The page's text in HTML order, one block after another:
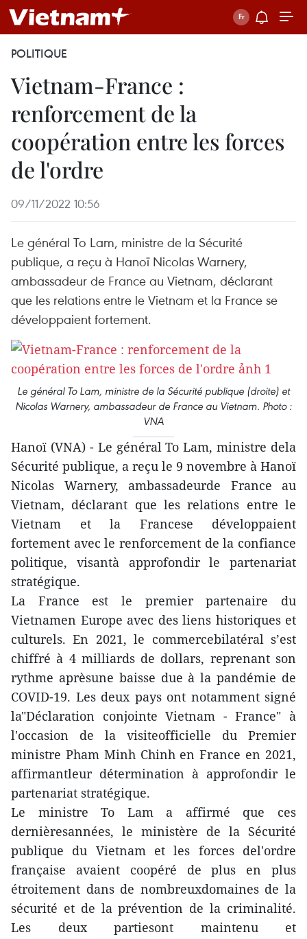
POLITIQUE
Vietnam-France :
renforcement de la
coopération entre les forces
de l'ordre
09/11/2022 10:56
Le général To Lam, ministre de la Sécurité
publique, a reçu à Hanoï Nicolas Warnery,
ambassadeur de France au Vietnam, déclarant
que les relations entre le Vietnam et la France se
développaient fortement.
Le général To Lam, ministre de la Sécurité publique (droite) et
Nicolas Warnery, ambassadeur de France au Vietnam. Photo :
VNA
Hanoï (VNA) - Le général To Lam, ministre dela
Sécurité publique, a reçu le 9 novembre à Hanoï
Nicolas Warnery, ambassadeurde France au
Vietnam, déclarant que les relations entre le
Vietnam et la Francese développaient
fortement avec le renforcement de la confiance
politique, visantà approfondir le partenariat
stratégique.
La France est le premier partenaire du
Vietnamen Europe avec des liens historiques et
culturels. En 2021, le commercebilatéral s’est
chiffré à 4 milliards de dollars, reprenant son
rythme aprèsune baisse due à la pandémie de
COVID-19. Les deux pays ont notamment signé
la"Déclaration conjointe Vietnam - France" à
l'occasion de la visiteofficielle du Premier
ministre Pham Minh Chinh en France en 2021,
affirmantleur détermination à approfondir le
partenariat stratégique.
Le ministre To Lam a affirmé que ces
dernièresannées, le ministère de la Sécurité
publique du Vietnam et les forces del'ordre
française avaient coopéré de plus en plus
étroitement dans de nombreuxdomaines de la
sécurité et de la prévention de la criminalité.
Les deux partiesont maintenu et